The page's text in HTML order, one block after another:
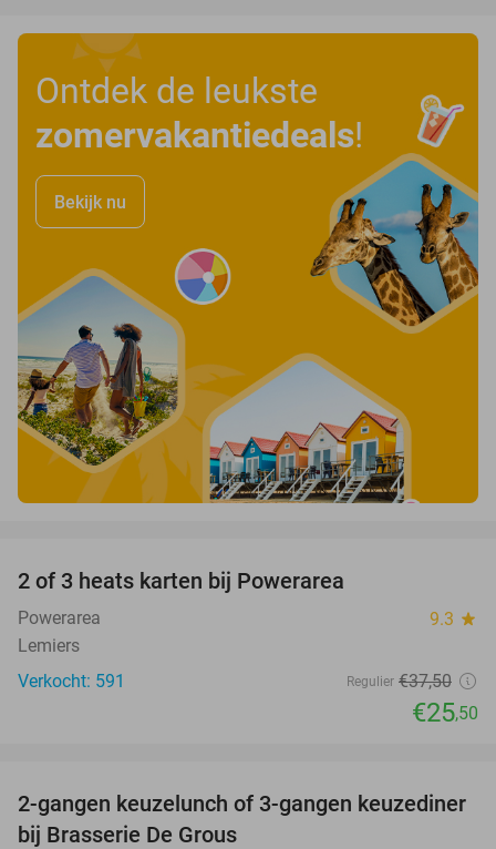
Ontdek de leukste
zomervakantiedeals!
Bekijk nu
2 of 3 heats karten bij Powerarea
Powerarea 9.3 star
Lemiers
Verkocht: 591
Regulier €37,50
€25,50
30%
2-gangen keuzelunch of 3-gangen keuzediner
bij Brasserie De Grous